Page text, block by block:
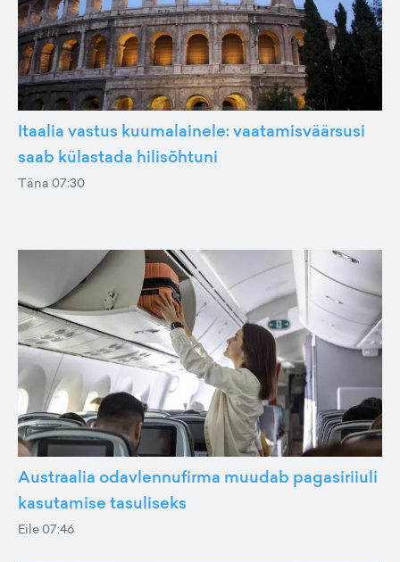
Itaalia vastus kuumalainele: vaatamisväärsusi
saab külastada hilisõhtuni
Täna 07:30
Austraalia odavlennufirma muudab pagasiriiuli
kasutamise tasuliseks
Eile 07:46